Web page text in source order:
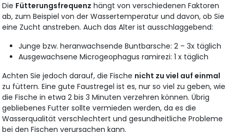
Die Fütterungsfrequenz hängt von verschiedenen Faktoren
ab, zum Beispiel von der Wassertemperatur und davon, ob Sie
eine Zucht anstreben. Auch das Alter ist ausschlaggebend:
Junge bzw. heranwachsende Buntbarsche: 2 – 3x täglich
Ausgewachsene Microgeophagus ramirezi: 1 x täglich
Achten Sie jedoch darauf, die Fische nicht zu viel auf einmal
zu füttern. Eine gute Faustregel ist es, nur so viel zu geben, wie
die Fische in etwa 2 bis 3 Minuten verzehren können. Übrig
gebliebenes Futter sollte vermieden werden, da es die
Wasserqualität verschlechtert und gesundheitliche Probleme
bei den Fischen verursachen kann.